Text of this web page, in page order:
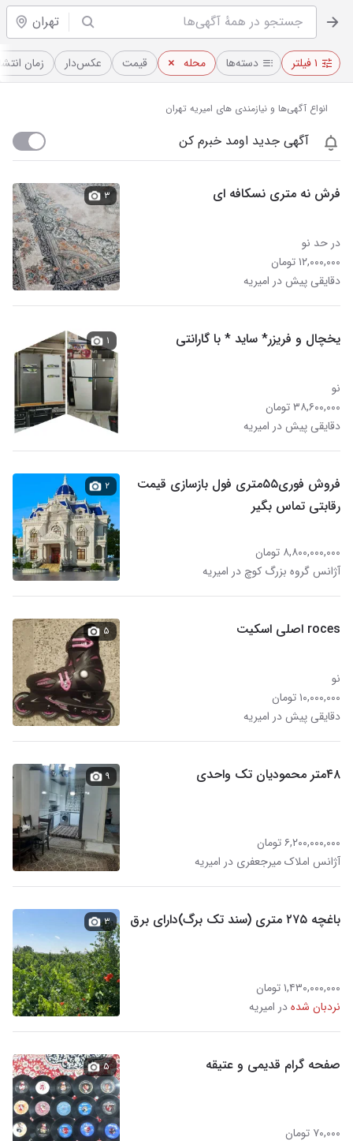
تهران
۱ فیلتر دسته‌ها محله قیمت عکس‌دار زمان
انواع آگهی‌ها و نیازمندی های امیریه تهران
آگهی جدید اومد خبرم کن
فرش نه متری نسکافه ای
در حد نو
۱۲,۰۰۰,۰۰۰ تومان
دقایقی پیش در امیریه
۳
یخچال و فریزر* ساید * با گارانتی
نو
۳۸,۶۰۰,۰۰۰ تومان
دقایقی پیش در امیریه
۱
فروش فوری۵۵متری فول بازسازی قیمت
رقابتی تماس بگیر
۸,۸۰۰,۰۰۰,۰۰۰ تومان
آژانس گروه بزرگ کوچ در امیریه
۲
roces اصلی اسکیت
نو
۱۰,۰۰۰,۰۰۰ تومان
دقایقی پیش در امیریه
۵
۴۸متر محمودیان تک واحدی
۶,۲۰۰,۰۰۰,۰۰۰ تومان
آژانس املاک میرجعفری در امیریه
۹
باغچه ۲۷۵ متری (سند تک برگ)دارای برق
۱,۴۳۰,۰۰۰,۰۰۰ تومان
نردبان شدهدر امیریه
۳
صفحه گرام قدیمی و عتیقه
۷۰,۰۰۰ تومان
۵